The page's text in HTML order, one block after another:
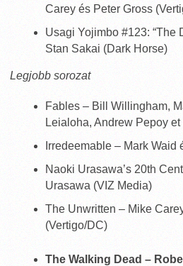
Carey és Peter Gross
Usagi Yojimbo #123: “The
Stan Sakai (Dark Horse)
Legjobb sorozat
Fables – Bill Willingham,
Leialoha, Andrew Pepoy
Irredeemable – Mark Waid
Naoki Urasawa’s 20th
Urasawa (VIZ Media)
The Unwritten – Mike
(Vertigo/DC)
The Walking Dead –